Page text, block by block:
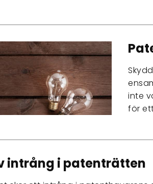
inte
för
intrång i patenträtten